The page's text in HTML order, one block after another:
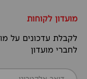
מועדון לקוחות
לקבלת עדכונים על
לחברי מועדון
דואר אלקטרוני